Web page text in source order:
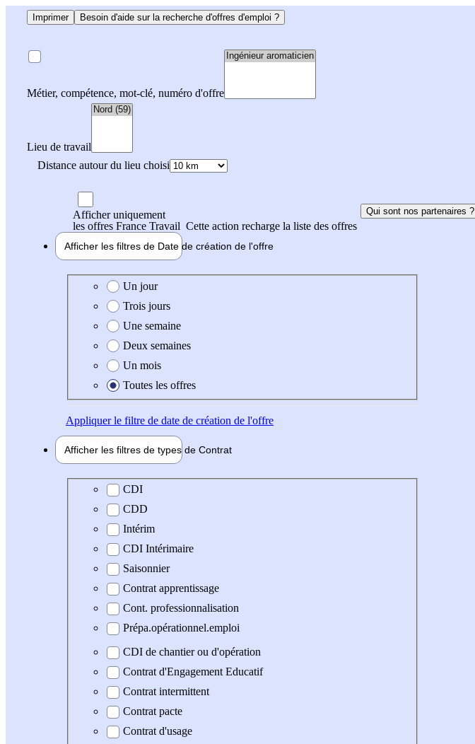
Imprimer Besoin d'aide sur la recherche d'offres d'emploi ?
Métier, compétence, mot-clé, numéro d'offre
Lieu de travail
Distance autour du lieu choisi
Afficher uniquement
les offres France Travail Cette action recharge la liste des offres
Qui sont nos partenaires ?
Afficher les filtres de Date de création de l'offre
Date de création de l'offre
Un jour
Trois jours
Une semaine
Deux semaines
Un mois
Toutes les offres
Appliquerle filtre de date de création de l'offre
Afficher les filtres de types de Contrat
Type de contrat
CDI
CDD
Intérim
CDI Intérimaire
Saisonnier
Contrat apprentissage
Cont. professionnalisation
Prépa.opérationnel.emploi
CDI de chantier ou d'opération
Contrat d'Engagement Educatif
Contrat intermittent
Contrat pacte
Contrat d'usage